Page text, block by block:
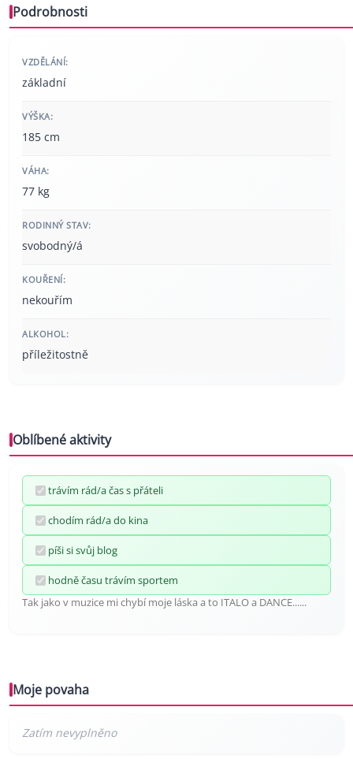
Podrobnosti
VZDĚLÁNÍ:
základní
VÝŠKA:
185 cm
VÁHA:
77 kg
RODINNÝ STAV:
svobodný/á
KOUŘENÍ:
nekouřím
ALKOHOL:
příležitostně
Oblíbené aktivity
trávím rád/a čas s přáteli
chodím rád/a do kina
píši si svůj blog
hodně času trávím sportem
Tak jako v muzice mi chybí moje láska a to ITALO a DANCE......
Moje povaha